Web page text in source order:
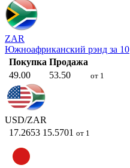
ZAR
Южноафриканский рэнд за 10
Покупка Продажа
49.00
53.50 от 1
USD/ZAR
17.2653 15.5701 от 1